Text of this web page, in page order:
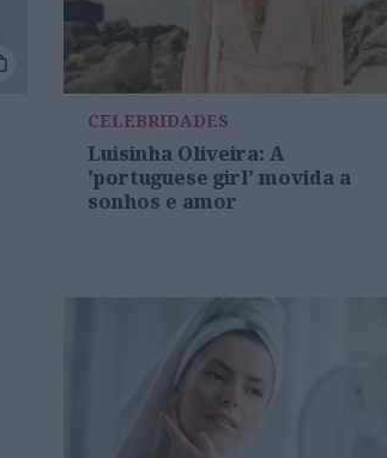
CELEBRIDADES
Luisinha Oliveira: A
'portuguese girl' movida a
sonhos e amor